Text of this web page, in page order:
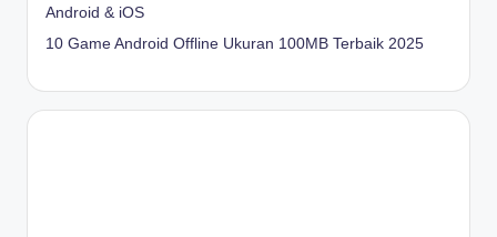
Android & iOS
10 Game Android Offline Ukuran 100MB Terbaik 2025